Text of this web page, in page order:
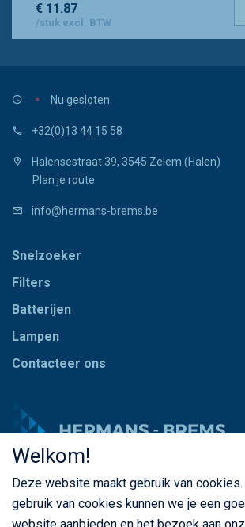
€ 11.87
/stuk excl. BTW
Nu gesloten
+32(0)13 44 15 58
Halensestraat 39, 3545 Zelem (Halen)
Plan je route
info@hermans-brems.be
Snelzoeker
Filters
Batterijen
Lampen
Contacteer ons
© Copyright Hermans - Brems 2026. Alle
voorbehouden
Welkom!
Deze website maakt gebruik van
gebruik van cookies kunnen we je een